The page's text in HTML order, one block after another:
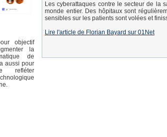
objectif
la
de
aussi pour
refléter
Les cyberattaques contre le secteur de la
monde entier. Des hôpitaux sont
sensibles sur les patients sont volées et
Lire l'article de Florian Bayard sur 01Net